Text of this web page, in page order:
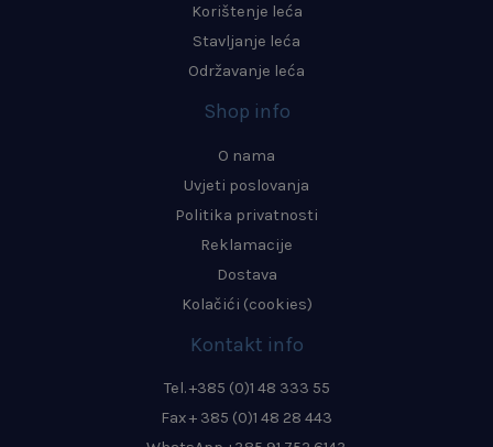
Korištenje leća
Stavljanje leća
Održavanje leća
Shop info
O nama
Uvjeti poslovanja
Politika privatnosti
Reklamacije
Dostava
Kolačići (cookies)
Kontakt info
Tel. +385 (0)1 48 333 55
Fax + 385 (0)1 48 28 443